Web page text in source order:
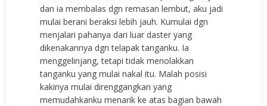
dan ia membalas dgn remasan lembut, aku jadi
mulai berani beraksi lebih jauh. Kumulai dgn
menjalari pahanya dari luar daster yang
dikenakannya dgn telapak tanganku. Ia
menggelinjang, tetapi tidak menolakkan
tanganku yang mulai nakal itu. Malah posisi
kakinya mulai direnggangkan yang
memudahkanku menarik ke atas bagian bawah